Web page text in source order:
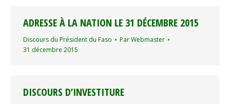
ADRESSE À LA NATION LE 31 DÉCEMBRE 2015
Discours du Président du Faso ParWebmaster
31 décembre 2015
DISCOURS D’INVESTITURE